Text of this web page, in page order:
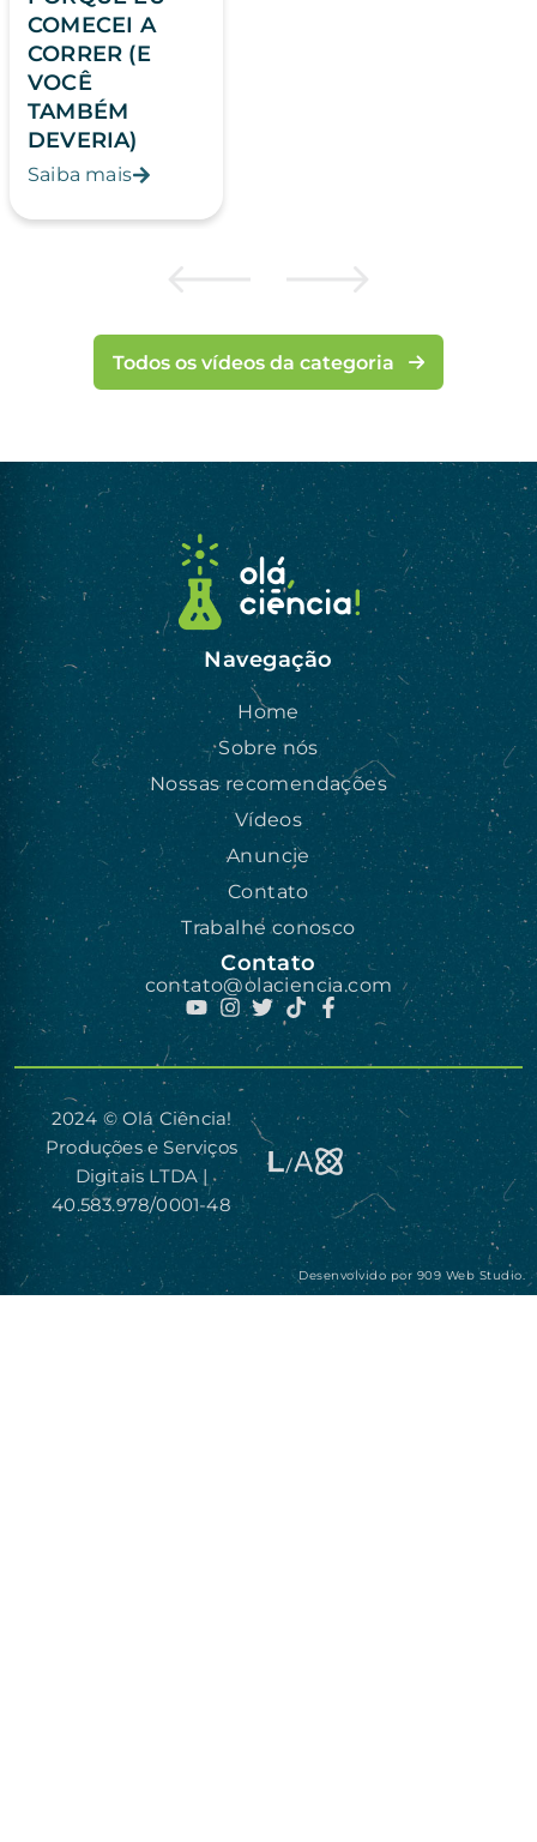
COMECEI A
CORRER (E
VOCÊ
TAMBÉM
DEVERIA)
Saiba mais
Todos os vídeos da categoria
Navegação
Home
Sobre nós
Nossas recomendações
Vídeos
Anuncie
Contato
Trabalhe conosco
Contato
contato@olaciencia.com
2024 © Olá Ciência!
Produções e Serviços
Digitais LTDA |
40.583.978/0001-48
Desenvolvido por 909 Web Studio.